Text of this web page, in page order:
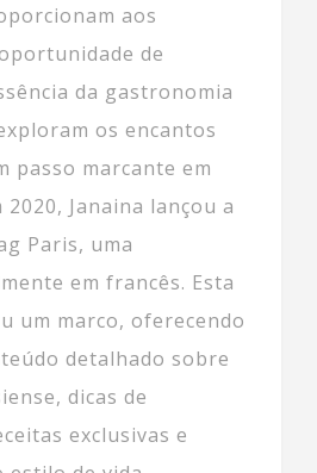
aos
de
da gastronomia
os encantos
passo marcante em
Janaina lançou a
Paris, uma
em francês. Esta
um marco, oferecendo
detalhado sobre
dicas de
exclusivas e